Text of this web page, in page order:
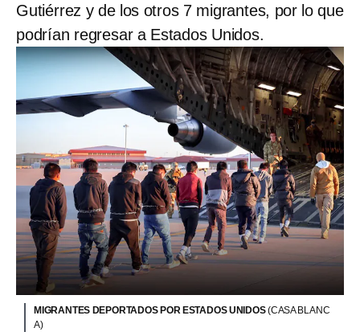
Gutiérrez y de los otros 7 migrantes, por lo que
podrían regresar a Estados Unidos.
MIGRANTES DEPORTADOS POR ESTADOS UNIDOS(CASA BLANC
A)